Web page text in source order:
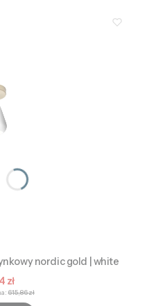
nordic gold | white
zł
615,86 zł